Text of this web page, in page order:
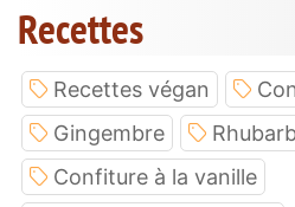
Recettes
Recettes végan
Gingembre
Confiture à la vanille